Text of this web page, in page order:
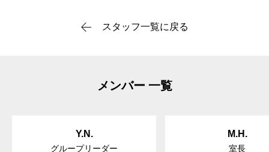
スタッフ一覧に戻る
メンバー 一覧
Y.N.
グループリーダー
M.H.
室長